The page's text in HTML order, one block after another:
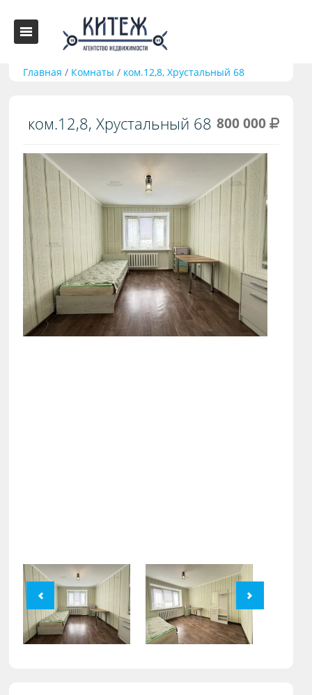
Главная / Комнаты / ком.12,8, Хрустальный 68
ком.12,8, Хрустальный 68 800 000